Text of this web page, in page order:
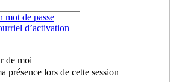
mot de passe
d’activation
de moi
présence lors de cette session